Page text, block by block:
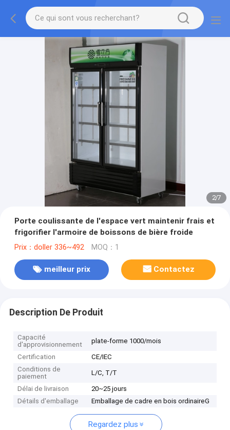
2/7
Porte coulissante de l'espace vert maintenir frais et
frigorifier l'armoire de boissons de bière froide
Prix：doller 336~492 MOQ：1
meilleur prix Contactez
Description De Produit
Capacité
d'approvisionnement
plate-forme 1000/mois
Certification
CE/IEC
Conditions de
paiement
L/C, T/T
Délai de livraison
20~25 jours
Détails d'emballage
Emballage de cadre en bois ordinaireG
Regardez plus